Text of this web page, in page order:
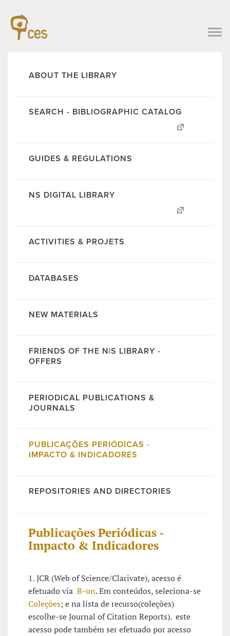
ABOUT THE LIBRARY
SEARCH - BIBLIOGRAPHIC CATALOG
GUIDES & REGULATIONS
NS DIGITAL LIBRARY
ACTIVITIES & PROJETS
DATABASES
NEW MATERIALS
FRIENDS OF THE N|S LIBRARY -
OFFERS
PERIODICAL PUBLICATIONS &
JOURNALS
PUBLICAÇÕES PERIÓDICAS -
IMPACTO & INDICADORES
REPOSITORIES AND DIRECTORIES
Publicações Periódicas -
Impacto & Indicadores
1. JCR (Web of Science/Clarivate), acesso é
efetuado via B-on. Em conteúdos, seleciona-se
Coleções; e na lista de recurso(coleções)
escolhe-se Journal of Citation Reports). este
acesso pode também ser efetuado por acesso